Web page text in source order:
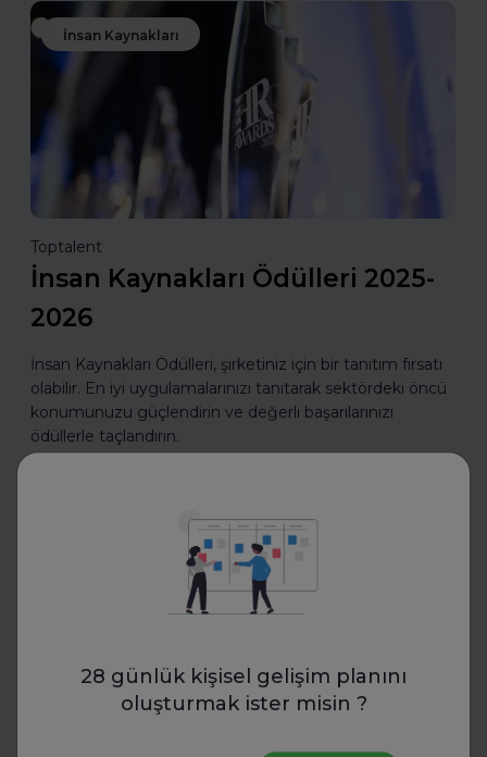
28 günlük kişisel gelişim planını
oluşturmak ister misin ?
İnsan Kaynakları
Toptalent
İnsan Kaynakları Ödülleri 2025-
2026
İnsan Kaynakları Ödülleri, şirketiniz için bir tanıtım fırsatı
olabilir. En iyi uygulamalarınızı tanıtarak sektördeki öncü
konumunuzu güçlendirin ve değerli başarılarınızı
ödüllerle taçlandırın.
İş Hayatında Başarı